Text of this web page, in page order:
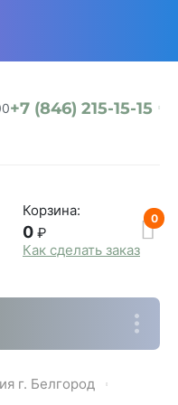
+7 (846) 215-15-15
Корзина:
0 ₽
Как сделать заказ
0
г. Белгород